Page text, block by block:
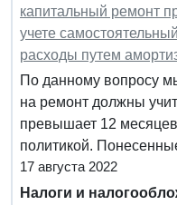
капитальный ремонт
учете
расходы путем
По данному вопросу
на ремонт должны
превышает 12
политикой.
17 августа 2022
Налоги и